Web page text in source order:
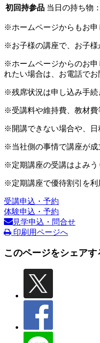
初回持参品 当日の持ち物
※ホームページからもお申
※お子様の講座で、お子様
※ホームページからのお申
れたい場合は、お電話でお
※残席状況は申し込み手続
※受講料や維持費、教材費
※開講できない場合や、日
※当社側の事情で講座が成
※定期講座の受講はよみう
※定期講座で優待割引を利
受講申込・予約
体験申込・予約
見学申込・問合せ
印刷用ページへ
このページをシェアす